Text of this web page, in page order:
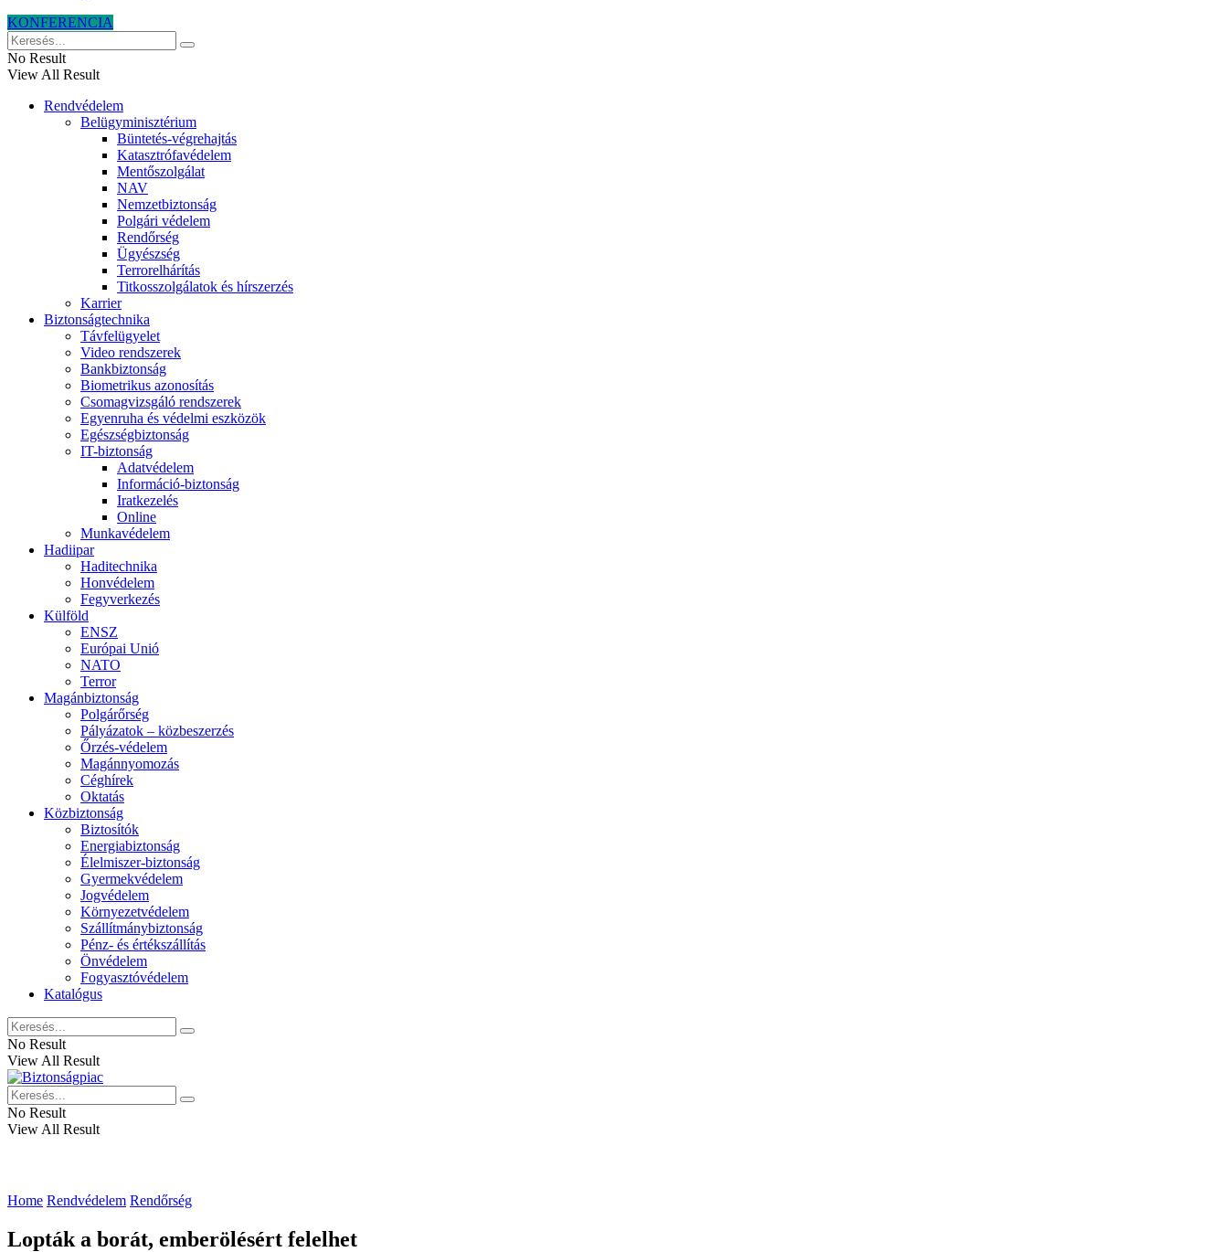
KONFERENCIA
No Result
View All Result
Rendvédelem
Belügyminisztérium
Büntetés-végrehajtás
Katasztrófavédelem
Mentőszolgálat
NAV
Nemzetbiztonság
Polgári védelem
Rendőrség
Ügyészség
Terrorelhárítás
Titkosszolgálatok és hírszerzés
Karrier
Biztonságtechnika
Távfelügyelet
Video rendszerek
Bankbiztonság
Biometrikus azonosítás
Csomagvizsgáló rendszerek
Egyenruha és védelmi eszközök
Egészségbiztonság
IT-biztonság
Adatvédelem
Információ-biztonság
Iratkezelés
Online
Munkavédelem
Hadiipar
Haditechnika
Honvédelem
Fegyverkezés
Külföld
ENSZ
Európai Unió
NATO
Terror
Magánbiztonság
Polgárőrség
Pályázatok – közbeszerzés
Őrzés-védelem
Magánnyomozás
Céghírek
Oktatás
Közbiztonság
Biztosítók
Energiabiztonság
Élelmiszer-biztonság
Gyermekvédelem
Jogvédelem
Környezetvédelem
Szállítmánybiztonság
Pénz- és értékszállítás
Önvédelem
Fogyasztóvédelem
Katalógus
No Result
View All Result
No Result
View All Result
Home Rendvédelem Rendőrség
Lopták a borát, emberölésért felelhet